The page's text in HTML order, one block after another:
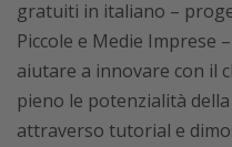
gratuiti in italiano –
Piccole e Medie Imprese
aiutare a innovare con il
pieno le potenzialità della
attraverso tutorial e